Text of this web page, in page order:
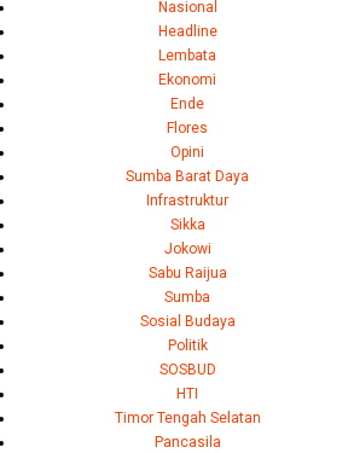
Nasional
Headline
Lembata
Ekonomi
Ende
Flores
Opini
Sumba Barat Daya
Infrastruktur
Sikka
Jokowi
Sabu Raijua
Sumba
Sosial Budaya
Politik
SOSBUD
HTI
Timor Tengah Selatan
Pancasila